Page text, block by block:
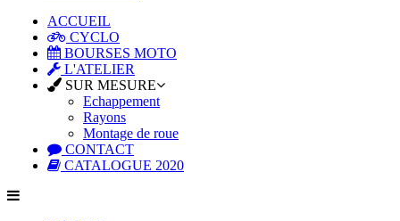
ACCUEIL
CYCLO
BOURSES MOTO
L'ATELIER
SUR MESURE
Echappement
Rayons
Montage de roue
CONTACT
CATALOGUE 2020